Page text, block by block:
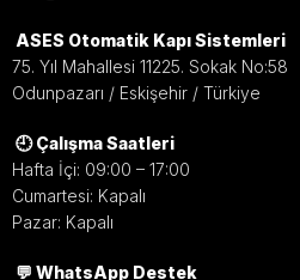
ASES Otomatik Kapı Sistemleri
75. Yıl Mahallesi 11225. Sokak No:58
Odunpazarı / Eskişehir / Türkiye
🕘 Çalışma Saatleri
Hafta İçi: 09:00 – 17:00
Cumartesi: Kapalı
Pazar: Kapalı
💬 WhatsApp Destek